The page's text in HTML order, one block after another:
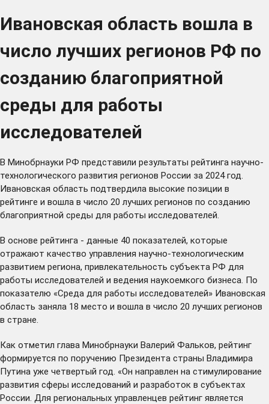
Ивановская область вошла в
число лучших регионов РФ по
созданию благоприятной
среды для работы
исследователей
В Минобрнауки РФ представили результаты рейтинга научно-
технологического развития регионов России за 2024 год.
Ивановская область подтвердила высокие позиции в
рейтинге и вошла в число 20 лучших регионов по созданию
благоприятной среды для работы исследователей.
В основе рейтинга - данные 40 показателей, которые
отражают качество управления научно-технологическим
развитием региона, привлекательность субъекта РФ для
работы исследователей и ведения наукоемкого бизнеса. По
показателю «Среда для работы исследователей» Ивановская
область заняла 18 место и вошла в число 20 лучших регионов
в стране.
Как отметил глава Минобрнауки Валерий Фальков, рейтинг
формируется по поручению Президента страны Владимира
Путина уже четвертый год. «Он направлен на стимулирование
развития сферы исследований и разработок в субъектах
России. Для региональных управленцев рейтинг является